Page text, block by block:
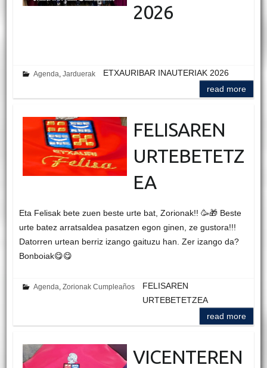
2026
Agenda ,Jarduerak
ETXAURIBAR INAUTERIAK 2026
read more
FELISAREN
URTEBETETZ
EA
Eta Felisak bete zuen beste urte bat, Zorionak!! 🥳🎁 Beste
urte batez arratsaldea pasatzen egon ginen, ze gustora!!!
Datorren urtean berriz izango gaituzu han. Zer izango da?
Bonboiak😋😋
Agenda ,Zorionak Cumpleaños
FELISAREN
URTEBETETZEA
read more
VICENTEREN